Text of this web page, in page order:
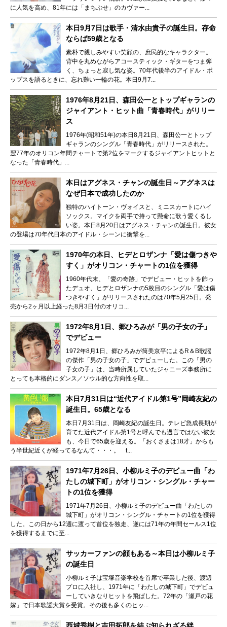
に人気を高め、81年には「まちぶせ」のカヴァー...
本日9月7日は歌手・清水由貴子の誕生日。存命
ならば59歳となる
素朴で親しみやすい笑顔の、庶民的なキャラクター。
背中を丸めながらアコースティック・ギターをつま弾
く、ちょっと寂し気な姿。70年代後半のアイドル・ポ
ップスを語るときに、忘れ難い一輪の花。本日9月7...
1976年8月21日、森田公一とトップギャランの
ジャイアント・ヒット曲「青春時代」がリリー
ス
1976年(昭和51年)の本日8月21日、森田公一とトップ
ギャランのシングル「青春時代」がリリースされた。
翌77年のオリコン年間チャートで第2位をマークするジャイアントヒットと
なった「青春時代」...
本日はアグネス・チャンの誕生日～アグネスは
なぜ日本で成功したのか
独特のハイトーン・ヴォイスと、ミニスカートにハイ
ソックス。マイクを両手で持って懸命に歌う愛くるし
い姿。本日8月20日はアグネス・チャンの誕生日。彼女
の登場は70年代日本のアイドル・シーンに衝撃を...
1970年の本日、ヒデとロザンナ「愛は傷つきや
すく」がオリコン・チャートの1位を獲得
1960年代末、「愛の奇跡」でデビュー・ヒットを飾っ
たデュオ、ヒデとロザンナの5枚目のシングル「愛は傷
つきやすく」がリリースされたのは70年5月25日。発
売から2ヶ月以上経った8月3日付のオリコ...
1972年8月1日、郷ひろみが「男の子女の子」
でデビュー
1972年8月1日、郷ひろみが筒美京平によるR＆B歌謡
の傑作「男の子女の子」でデビューした。この「男の
子女の子」は、当時所属していたジャニーズ事務所に
とっても本格的にダンス／ソウル的な方向性を取...
本日7月31日は“近代アイドル第1号”岡崎友紀の
誕生日。65歳となる
本日7月31日は、岡崎友紀の誕生日。テレビ急成長期が
育てた近代アイドル第1号と呼んでも過言ではない彼女
も、今日で65歳を迎える。「おくさまは18才」からも
う半世紀近くが経ってるなんて・・・。 t...
1971年7月26日、小柳ルミ子のデビュー曲「わ
たしの城下町」がオリコン・シングル・チャー
トの1位を獲得
1971年7月26日、小柳ルミ子のデビュー曲「わたしの
城下町」がオリコン・シングル・チャートの1位を獲得
した。この日から12週に渡って首位を独走、遂には71年の年間セールス1位
を獲得するまでに至...
サッカーファンの顔もある～本日は小柳ルミ子
の誕生日
小柳ルミ子は宝塚音楽学校を首席で卒業した後、渡辺
プロに入社し、1971年に「わたしの城下町」でデビュ
ーしていきなりヒットを飛ばした。72年の「瀬戸の花
嫁」で日本歌謡大賞を受賞。その後も多くのヒッ...